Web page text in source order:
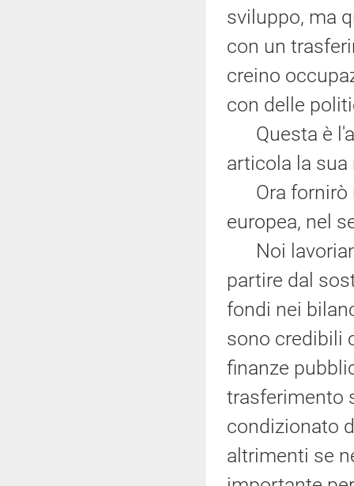
sviluppo, ma
con un
creino
con delle
Questa è
articola la sua
Ora fornirò
europea, nel
Noi
partire dal
fondi nei
sono credibili
finanze
trasferimento
condizionato
altrimenti se